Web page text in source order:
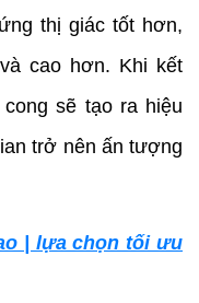
thị giác tốt hơn,
cao hơn. Khi kết
sẽ tạo ra hiệu
trở nên ấn tượng
| lựa chọn tối ưu